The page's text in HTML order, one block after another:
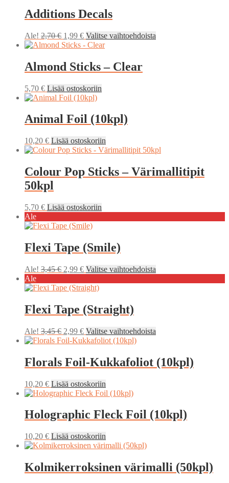
Additions Decals
Ale! 2,70€ Alkuperäinen
hinta
2,70 €.
1,99 €Nykyinen
hinta
1,99 €.
Valitse vaihtoehdoista
Almond Sticks – Clear
5,70 € Lisää ostoskoriin
Animal Foil (10kpl)
10,20 € Lisää ostoskoriin
Colour Pop Sticks – Värimallitipit
50kpl
5,70 € Lisää ostoskoriin
Ale
Flexi Tape (Smile)
Ale! 3,45€ Alkuperäinen
oli:
2,99 €Nykyinen
on:
Valitse vaihtoehdoista
valinnat
Ale
Flexi Tape (Straight)
Ale! 3,45€ Alkuperäinen
hinta
3,45 €.
2,99 €Nykyinen
hinta
2,99 €.
Valitse vaihtoehdoista
useampi
muunnelma.
sivulla.
Florals Foil-Kukkafoliot (10kpl)
10,20 € Lisää ostoskoriin
Holographic Fleck Foil (10kpl)
10,20 € Lisää ostoskoriin
Kolmikerroksinen värimalli (50kpl)